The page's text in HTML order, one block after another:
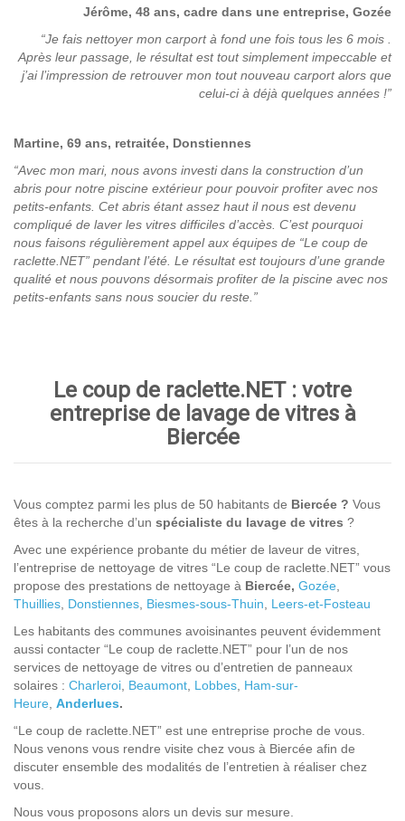
Jérôme, 48 ans, cadre dans une entreprise, Gozée
“Je fais nettoyer mon carport à fond une fois tous les 6 mois .
Après leur passage, le résultat est tout simplement impeccable et
j’ai l’impression de retrouver mon tout nouveau carport alors que
celui-ci à déjà quelques années !”
Martine, 69 ans, retraitée, Donstiennes
“Avec mon mari, nous avons investi dans la construction d’un
abris pour notre piscine extérieur pour pouvoir profiter avec nos
petits-enfants. Cet abris étant assez haut il nous est devenu
compliqué de laver les vitres difficiles d’accès. C’est pourquoi
nous faisons régulièrement appel aux équipes de “Le coup de
raclette.NET” pendant l’été. Le résultat est toujours d’une grande
qualité et nous pouvons désormais profiter de la piscine avec nos
petits-enfants sans nous soucier du reste.”
Le coup de raclette.NET : votre
entreprise de lavage de vitres à
Biercée
Vous comptez parmi les plus de 50 habitants de Biercée ? Vous
êtes à la recherche d’un spécialiste du lavage de vitres ?
Avec une expérience probante du métier de laveur de vitres,
l’entreprise de nettoyage de vitres “Le coup de raclette.NET” vous
propose des prestations de nettoyage à Biercée, Gozée,
Thuillies, Donstiennes, Biesmes-sous-Thuin, Leers-et-Fosteau
Les habitants des communes avoisinantes peuvent évidemment
aussi contacter “Le coup de raclette.NET” pour l’un de nos
services de nettoyage de vitres ou d’entretien de panneaux
solaires : Charleroi, Beaumont, Lobbes, Ham-sur-
Heure, Anderlues.
“Le coup de raclette.NET” est une entreprise proche de vous.
Nous venons vous rendre visite chez vous à Biercée afin de
discuter ensemble des modalités de l’entretien à réaliser chez
vous.
Nous vous proposons alors un devis sur mesure.